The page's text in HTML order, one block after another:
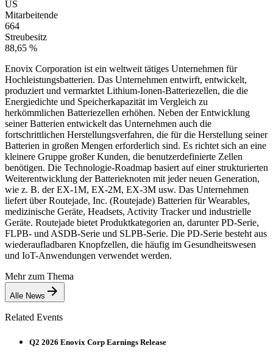
US
Mitarbeitende
664
Streubesitz
88,65 %
Enovix Corporation ist ein weltweit tätiges Unternehmen für
Hochleistungsbatterien. Das Unternehmen entwirft, entwickelt,
produziert und vermarktet Lithium-Ionen-Batteriezellen, die die
Energiedichte und Speicherkapazität im Vergleich zu
herkömmlichen Batteriezellen erhöhen. Neben der Entwicklung
seiner Batterien entwickelt das Unternehmen auch die
fortschrittlichen Herstellungsverfahren, die für die Herstellung seiner
Batterien in großen Mengen erforderlich sind. Es richtet sich an eine
kleinere Gruppe großer Kunden, die benutzerdefinierte Zellen
benötigen. Die Technologie-Roadmap basiert auf einer strukturierten
Weiterentwicklung der Batterieknoten mit jeder neuen Generation,
wie z. B. der EX-1M, EX-2M, EX-3M usw. Das Unternehmen
liefert über Routejade, Inc. (Routejade) Batterien für Wearables,
medizinische Geräte, Headsets, Activity Tracker und industrielle
Geräte. Routejade bietet Produktkategorien an, darunter PD-Serie,
FLPB- und ASDB-Serie und SLPB-Serie. Die PD-Serie besteht aus
wiederaufladbaren Knopfzellen, die häufig im Gesundheitswesen
und IoT-Anwendungen verwendet werden.
Mehr zum Thema
Alle News
Related Events
Q2 2026 Enovix Corp Earnings Release